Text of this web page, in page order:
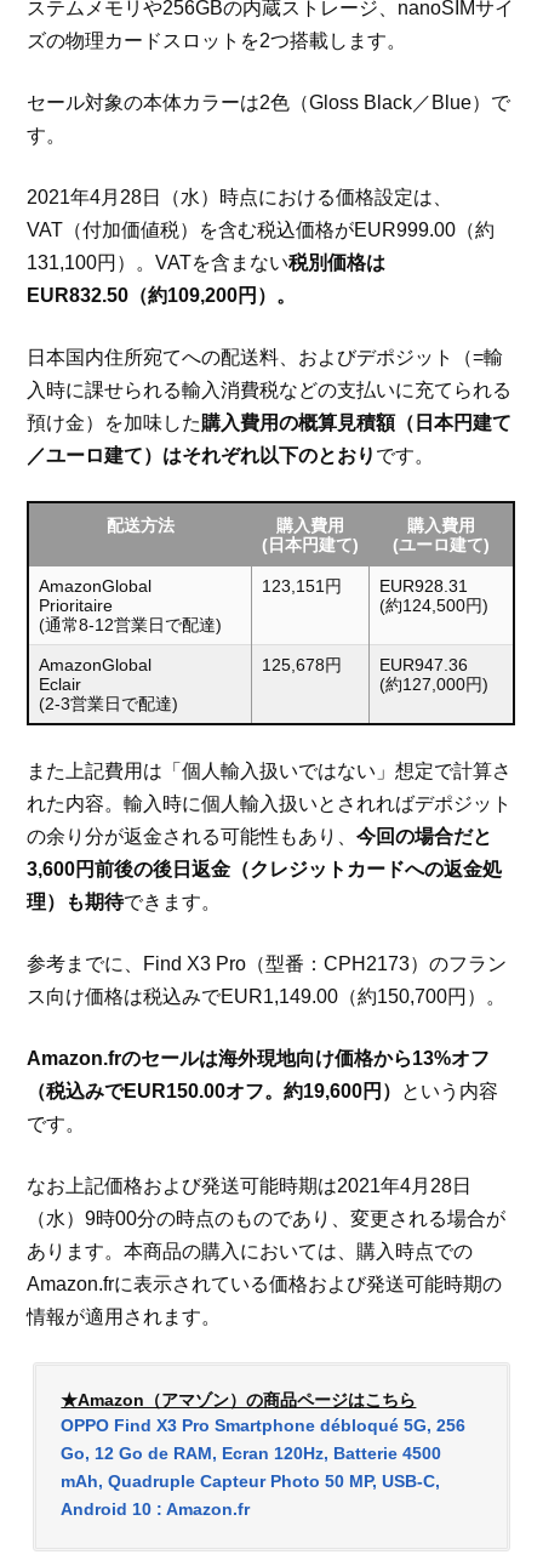
ステムメモリや256GBの内蔵ストレージ、nanoSIMサイ
ズの物理カードスロットを2つ搭載します。
セール対象の本体カラーは2色（Gloss Black／Blue）で
す。
2021年4月28日（水）時点における価格設定は、
VAT（付加価値税）を含む税込価格がEUR999.00（約
131,100円）。VATを含まない税別価格は
EUR832.50（約109,200円）。
日本国内住所宛てへの配送料、およびデポジット（=輸
入時に課せられる輸入消費税などの支払いに充てられる
預け金）を加味した購入費用の概算見積額（日本円建て
／ユーロ建て）はそれぞれ以下のとおり です。
配送方法
購入費用
(日本円建て)
購入費用
(ユーロ建て)
AmazonGlobal
Prioritaire
(通常8-12営業日で配達)
123,151円
EUR928.31
(約124,500円)
AmazonGlobal
Eclair
(2-3営業日で配達)
125,678円
EUR947.36
(約127,000円)
また上記費用は「個人輸入扱いではない」想定で計算さ
れた内容。輸入時に個人輸入扱いとされればデポジット
の余り分が返金される可能性もあり、今回の場合だと
3,600円前後の後日返金（クレジットカードへの返金処
理）も期待できます。
参考までに、Find X3 Pro（型番：CPH2173）のフラン
ス向け価格は税込みでEUR1,149.00（約150,700円）。
Amazon.frのセールは海外現地向け価格から13%オフ
（税込みでEUR150.00オフ。約19,600円） という内容
です。
なお上記価格および発送可能時期は2021年4月28日
（水）9時00分の時点のものであり、変更される場合が
あります。本商品の購入においては、購入時点での
Amazon.frに表示されている価格および発送可能時期の
情報が適用されます。
★Amazon（アマゾン）の商品ページはこちら
OPPO Find X3 Pro Smartphone débloqué 5G, 256
Go, 12 Go de RAM, Ecran 120Hz, Batterie 4500
mAh, Quadruple Capteur Photo 50 MP, USB-C,
Android 10 : Amazon.fr